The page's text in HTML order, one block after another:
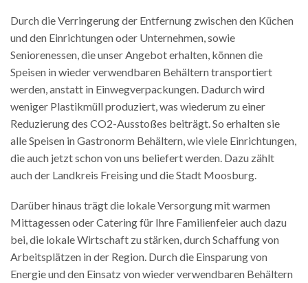
Durch die Verringerung der Entfernung zwischen den Küchen
und den Einrichtungen oder Unternehmen, sowie
Seniorenessen, die unser Angebot erhalten, können die
Speisen in wieder verwendbaren Behältern transportiert
werden, anstatt in Einwegverpackungen. Dadurch wird
weniger Plastikmüll produziert, was wiederum zu einer
Reduzierung des CO2-Ausstoßes beiträgt. So erhalten sie
alle Speisen in Gastronorm Behältern, wie viele Einrichtungen,
die auch jetzt schon von uns beliefert werden. Dazu zählt
auch der Landkreis Freising und die Stadt Moosburg.
Darüber hinaus trägt die lokale Versorgung mit warmen
Mittagessen oder Catering für Ihre Familienfeier auch dazu
bei, die lokale Wirtschaft zu stärken, durch Schaffung von
Arbeitsplätzen in der Region. Durch die Einsparung von
Energie und den Einsatz von wieder verwendbaren Behältern